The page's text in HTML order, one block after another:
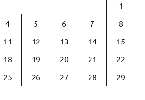
1
4 5 6 7
8
11 12 13 14
15
18 19 20 21
22
25 26 27 28
29